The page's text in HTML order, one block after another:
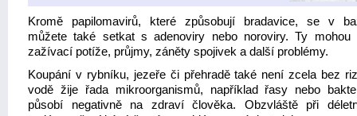
Kromě papilomavirů, které způsobují bradavice, se v
můžete také setkat s adenoviry nebo noroviry. Ty mohou
zažívací potíže, průjmy, záněty spojivek a další problémy.
Koupání v rybníku, jezeře či přehradě také není zcela bez
vodě žije řada mikroorganismů, například řasy nebo
působí negativně na zdraví člověka. Obzvláště při